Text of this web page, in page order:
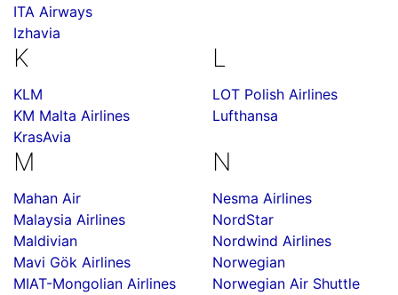
ITA Airways
Izhavia
K
KLM
KM Malta Airlines
KrasAvia
L
LOT Polish Airlines
Lufthansa
M
Mahan Air
Malaysia Airlines
Maldivian
Mavi Gök Airlines
MIAT-Mongolian Airlines
N
Nesma Airlines
NordStar
Nordwind Airlines
Norwegian
Norwegian Air Shuttle